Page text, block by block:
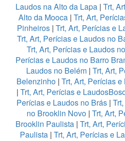
Laudos na Alto da Lapa| Trt,
Alto da Mooca | Trt, Art,
Pinheiros| Trt, Art, Perícias e
Trt, Art, Perícias e Laudos no
Trt, Art, Perícias e Laudos
Perícias e Laudos no Barro
Laudos no Belém| Trt, Art,
Belenzinho| Trt, Art, Perícias
| Trt, Art, Perícias e
Perícias e Laudos no Brás|
no Brooklin Novo| Trt, Art,
Brooklin Paulista | Trt, Art,
Paulista| Trt, Art, Perícias e